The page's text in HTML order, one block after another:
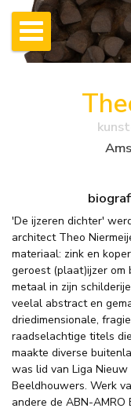
'De ijzeren dichter'
architect Theo
materiaal: zink en
geroest (plaat)ijzer om
metaal in zijn
veelal abstract en
driedimensionale,
raadselachtige titels
maakte diverse
was lid van Liga
Beeldhouwers. Werk
andere de ABN-AMRO